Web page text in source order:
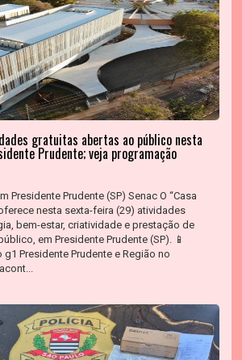
gratuitas abertas ao público nesta
Prudente; veja programação
Presidente Prudente (SP) Senac O “Casa
nesta sexta-feira (29) atividades
bem-estar, criatividade e prestação de
em Presidente Prudente (SP). 📱
Presidente Prudente e Região no